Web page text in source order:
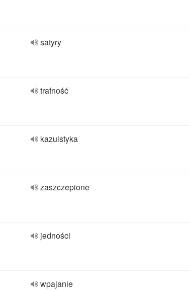
satyry
trafność
kazuistyka
zaszczepione
jedności
wpajanie